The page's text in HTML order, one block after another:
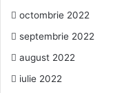
octombrie 2022
septembrie 2022
august 2022
iulie 2022